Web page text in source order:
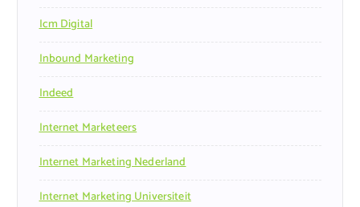
Icm Digital
Inbound Marketing
Indeed
Internet Marketeers
Internet Marketing Nederland
Internet Marketing Universiteit